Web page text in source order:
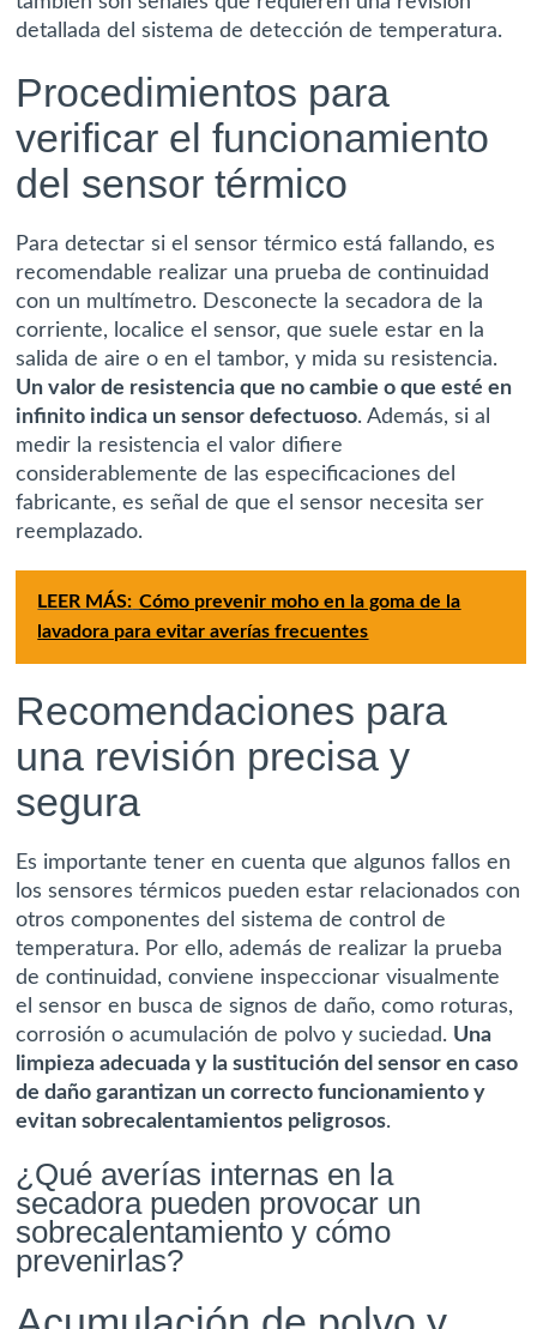
detallada del sistema de detección de temperatura.
Procedimientos para
verificar el funcionamiento
del sensor térmico
Para detectar si el sensor térmico está fallando, es
recomendable realizar una prueba de continuidad
con un multímetro. Desconecte la secadora de la
corriente, localice el sensor, que suele estar en la
salida de aire o en el tambor, y mida su resistencia.
Un valor de resistencia que no cambie o que esté en
infinito indica un sensor defectuoso. Además, si al
medir la resistencia el valor difiere
considerablemente de las especificaciones del
fabricante, es señal de que el sensor necesita ser
reemplazado.
LEER MÁS: Cómo prevenir moho en la goma de la
lavadora para evitar averías frecuentes
Recomendaciones para
una revisión precisa y
segura
Es importante tener en cuenta que algunos fallos en
los sensores térmicos pueden estar relacionados con
otros componentes del sistema de control de
temperatura. Por ello, además de realizar la prueba
de continuidad, conviene inspeccionar visualmente
el sensor en busca de signos de daño, como roturas,
corrosión o acumulación de polvo y suciedad. Una
limpieza adecuada y la sustitución del sensor en caso
de daño garantizan un correcto funcionamiento y
evitan sobrecalentamientos peligrosos.
¿Qué averías internas en la
secadora pueden provocar un
sobrecalentamiento y cómo
prevenirlas?